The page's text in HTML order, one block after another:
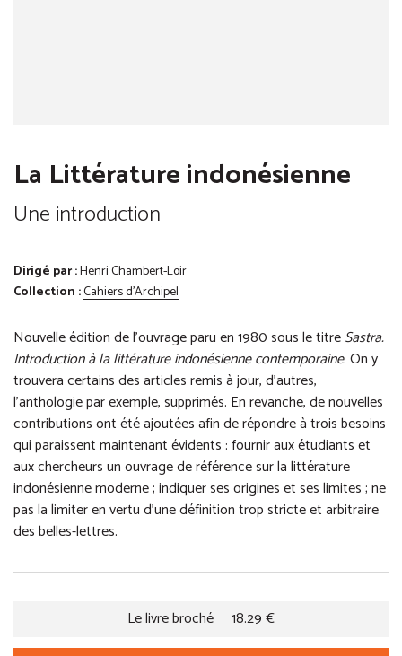
La Littérature indonésienne
Une introduction
Dirigé par :Henri Chambert-Loir
Collection :Cahiers d'Archipel
Nouvelle édition de l’ouvrage paru en 1980 sous le titreSastra.
Introduction à la littérature indonésienne contemporaine. On y
trouvera certains des articles remis à jour, d’autres,
l’anthologie par exemple, supprimés. En revanche, de nouvelles
contributions ont été ajoutées afin de répondre à trois besoins
qui paraissent maintenant évidents : fournir aux étudiants et
aux chercheurs un ouvrage de référence sur la littérature
indonésienne moderne ; indiquer ses origines et ses limites ; ne
pas la limiter en vertu d’une définition trop stricte et arbitraire
des belles-lettres.
Le livre broché 18.29 €